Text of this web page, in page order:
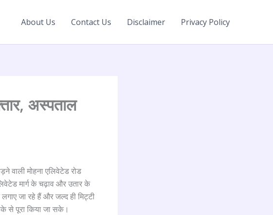
About Us Contact Us Disclaimer Privacy Policy
अस्पताल
वाली मोहना एलिवेटेड रोड
मार्ग के चढ़ाव और उतार के
जा रहे हैं और जल्द ही मिट्टी
से पूरा किया जा सके।